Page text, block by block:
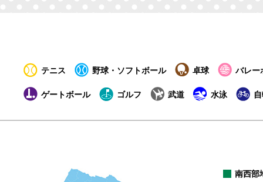
テニス 野球・ソフトボール 卓球 バレー
ゲートボール ゴルフ 武道 水泳
南西部